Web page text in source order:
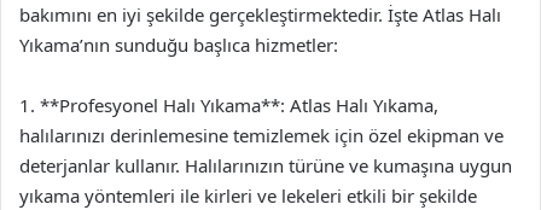
bakımını en iyi şekilde gerçekleştirmektedir. İşte Atlas Halı
Yıkama’nın sunduğu başlıca hizmetler:
1. **Profesyonel Halı Yıkama**: Atlas Halı Yıkama,
halılarınızı derinlemesine temizlemek için özel ekipman ve
deterjanlar kullanır. Halılarınızın türüne ve kumaşına uygun
yıkama yöntemleri ile kirleri ve lekeleri etkili bir şekilde